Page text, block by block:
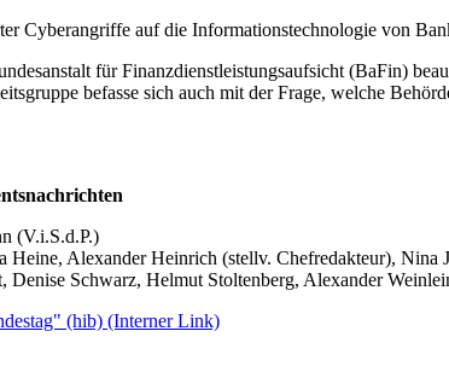
Cyberangriffe auf die Informationstechnologie von
für Finanzdienstleistungsaufsicht (BaFin)
befasse sich auch mit der Frage, welche
(V.i.S.d.P.)
Heine, Alexander Heinrich (stellv. Chefredakteur), Nina
Denise Schwarz, Helmut Stoltenberg, Alexander
(hib) (Interner Link)